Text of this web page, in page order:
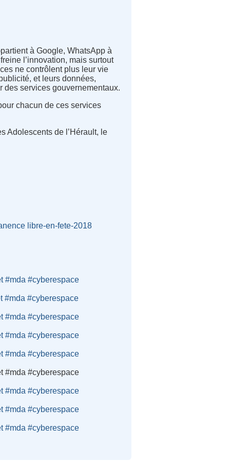
à Google, WhatsApp à
l’innovation, mais surtout
ne contrôlent plus leur vie
et leurs données,
des services gouvernementaux.
chacun de ces services
Adolescents de l’Hérault, le
libre-en-fete-2018
#mda #cyberespace
#mda #cyberespace
#mda #cyberespace
#mda #cyberespace
#mda #cyberespace
#mda #cyberespace
#mda #cyberespace
#mda #cyberespace
#mda #cyberespace